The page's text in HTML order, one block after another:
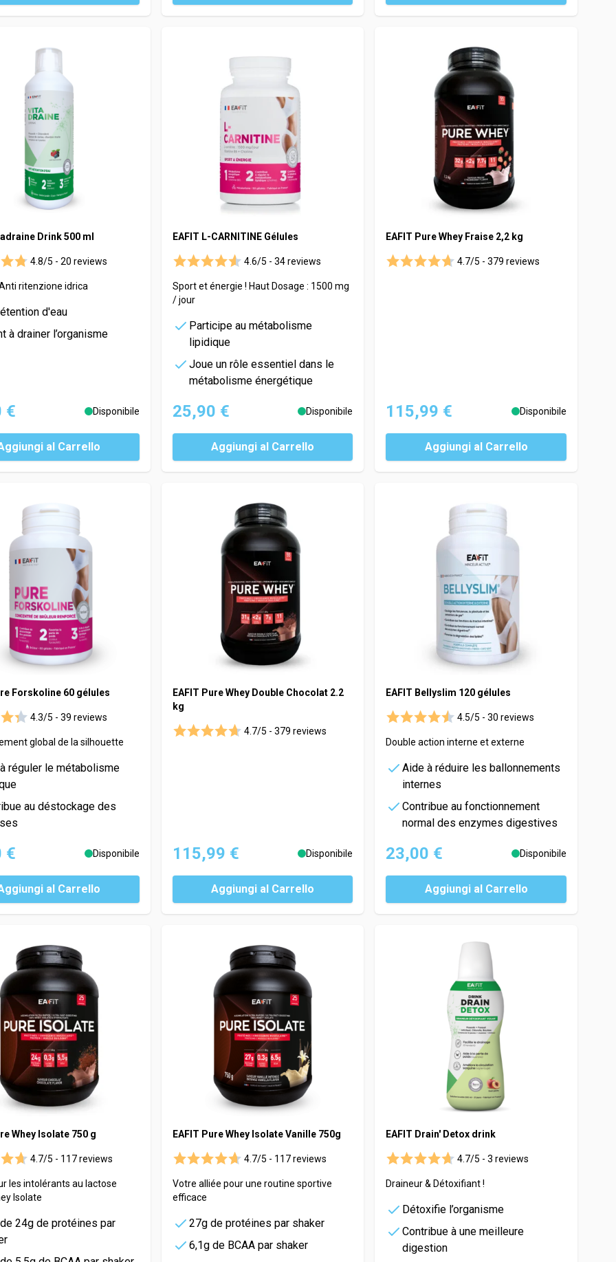
Drink 500 ml
4.8/5 - 20 reviews
ritenzione idrica
d'eau
à drainer l’organisme
€ Disponibile
al Carrello
EAFIT L-CARNITINE Gélules
4.6/5 - 34 reviews
Sport et énergie ! Haut Dosage : 1500 mg
/ jour
Participe au métabolisme
lipidique
Joue un rôle essentiel dans le
métabolisme énergétique
25,90 € Disponibile
Aggiungi al Carrello
EAFIT Pure Whey Fraise 2,2 kg
4.7/5 - 379 reviews
115,99 € Disponibile
Aggiungi al Carrello
Forskoline 60 gélules
4.3/5 - 39 reviews
global de la silhouette
réguler le métabolisme
au déstockage des
€ Disponibile
al Carrello
EAFIT Pure Whey Double Chocolat 2.2
kg
4.7/5 - 379 reviews
115,99 € Disponibile
Aggiungi al Carrello
EAFIT Bellyslim 120 gélules
4.5/5 - 30 reviews
Double action interne et externe
Aide à réduire les ballonnements
internes
Contribue au fonctionnement
normal des enzymes digestives
23,00 € Disponibile
Aggiungi al Carrello
Whey Isolate 750 g
4.7/5 - 117 reviews
les intolérants au lactose
Isolate
24g de protéines par
EAFIT Pure Whey Isolate Vanille 750g
4.7/5 - 117 reviews
Votre alliée pour une routine sportive
efficace
27g de protéines par shaker
6,1g de BCAA par shaker
EAFIT Drain' Detox drink
4.7/5 - 3 reviews
Draineur & Détoxifiant !
Détoxifie l’organisme
Contribue à une meilleure
digestion